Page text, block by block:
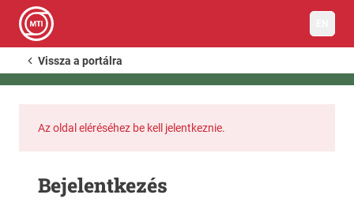
Vissza a portálra
Az oldal eléréséhez be kell jelentkeznie.
Bejelentkezés